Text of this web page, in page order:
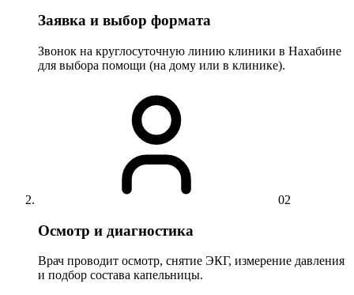
Заявка и выбор формата
Звонок на круглосуточную линию клиники в Нахабине
для выбора помощи (на дому или в клинике).
02
Осмотр и диагностика
Врач проводит осмотр, снятие ЭКГ, измерение давления
и подбор состава капельницы.